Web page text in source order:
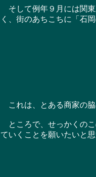
そして例年９月には関東
く、街のあちこちに「石
これは、とある商家の脇
ところで、せっかくのこ
ていくことを願いたいと思